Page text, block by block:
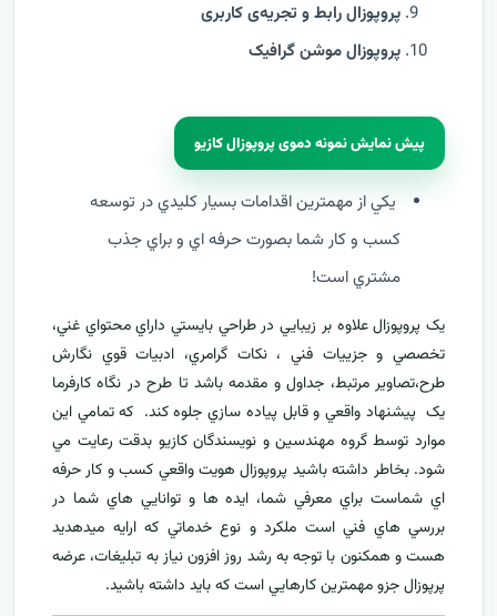
پروپوزال رابط و تجریه‌ی کاربری
پروپوزال موشن گرافیک
پیش نمایش نمونه دموی پروپوزال کازیو
يکي از مهمترين اقدامات بسيار کليدي در توسعه
کسب و کار شما بصورت حرفه اي و براي جذب
مشتري است!
يک پروپوزال علاوه بر زيبايي در طراحي بايستي داراي محتواي غني،
تخصصي و جزييات فني ، نکات گرامري، ادبيات قوي نگارش
طرح،تصاوير مرتبط، جداول و مقدمه باشد تا طرح در نگاه کارفرما
يک پيشنهاد واقعي و قابل پياده سازي جلوه کند. که تمامي اين
موارد توسط گروه مهندسين و نويسندگان کازيو بدقت رعايت مي
شود. بخاطر داشته باشيد پروپوزال هويت واقعي کسب و کار حرفه
اي شماست براي معرفيشما، ايده ها و توانايي هاي شما در
بررسي هاي فني است ملکرد و نوع خدماتي که ارايه ميدهديد
هست و همکنون با توجه به رشد روز افزون نياز به تبليغات، عرضه
پرپوزال جزو مهمترين کارهايي است که بايد داشته باشيد.